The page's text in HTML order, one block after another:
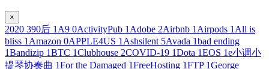
×
2020 390后 1 A9 0ActivityPub 1 Adobe 2Airbnb 1 Airpods 1 All is
bliss 1 Amazon 0APPLE4US 1 Ashsilent 5Avada 1bad ending
1Bandizip 1BTC 1Clubhouse 2COVID-19 1Dota 1EOS 1e小调小
提琴协奏曲 1For the Damaged 1FreeHosting 1FTP 1George